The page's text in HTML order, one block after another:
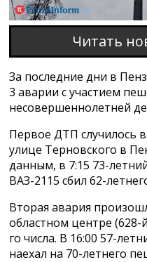
Читать
За последние дни в
3 аварии с участием
несовершеннолетней
Первое ДТП случилось в
улице Терновского в
данным, в 7:15 73-
ВАЗ-2115 сбил 62-
Вторая авария
областном центре
го числа. В 16:00 57-
наехал на 70-летнего